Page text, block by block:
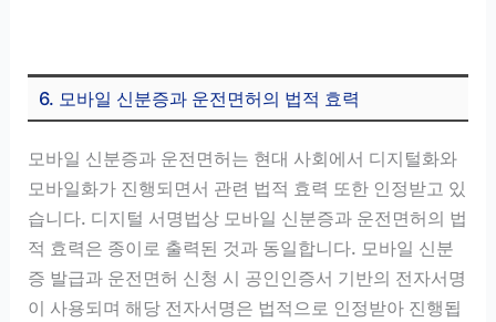
6. 모바일 신분증과 운전면허의 법적 효력
모바일 신분증과 운전면허는 현대 사회에서 디지털화와
모바일화가 진행되면서 관련 법적 효력 또한 인정받고 있
습니다. 디지털 서명법상 모바일 신분증과 운전면허의 법
적 효력은 종이로 출력된 것과 동일합니다. 모바일 신분
증 발급과 운전면허 신청 시 공인인증서 기반의 전자서명
이 사용되며 해당 전자서명은 법적으로 인정받아 진행됩